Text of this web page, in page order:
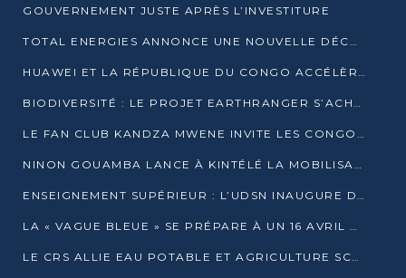
GOUVERNEMENT JUSTE APRÈS L’INVESTITURE
TOTAL ENERGIES ANNONCE UNE NOUVELLE DÉCOUVERTE D’HYDROCARBURES SUR LE PERMIS MOHO AU LARGE DU CONGO
HUAWEI ET LA RÉPUBLIQUE DU CONGO ACCÉLÈRENT LEUR PARTENARIAT
BIODIVERSITÉ : LE PROJET EARTHRANGER S’ACHÈVE, MAIS LES DÉFIS DEMEURENT
LE FAN CLUB KANDZA MWENE INVITE LES CONGOLAIS À UNE FORTE AFFLUENCE AU STADE DE KINTÉLÉ
NINON GOUAMBA LANCE À KINTÉLÉ LA MOBILISATION POUR L’INVESTITURE DR DSN
ENSEIGNEMENT SUPÉRIEUR : L’UDSN INAUGURE DES LABORATOIRES POUR BOOSTER LA FORMATION PRATIQUE
LA « VAGUE BLEUE » SE PRÉPARE À UN 16 AVRIL HISTORIQUE
LE CRS ALLIE EAU POTABLE ET AGRICULTURE SCOLAIRE AU CŒUR DE LA TRANSFORMATION DES ÉCOLES RURALES